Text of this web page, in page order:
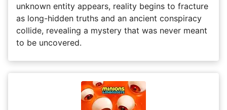
unknown entity appears, reality begins to fracture
as long-hidden truths and an ancient conspiracy
collide, revealing a mystery that was never meant
to be uncovered.